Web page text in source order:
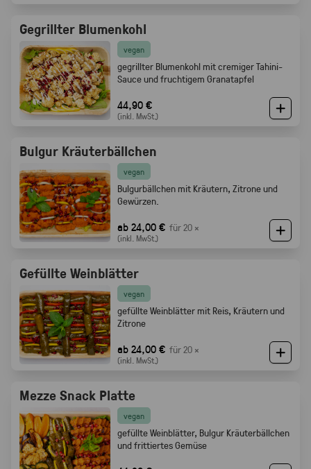
Gegrillter Blumenkohl
vegan
gegrillter Blumenkohl mit cremiger Tahini-
Sauce und fruchtigem Granatapfel
44,90 €
(inkl. MwSt.)
Bulgur Kräuterbällchen
vegan
Bulgurbällchen mit Kräutern, Zitrone und
Gewürzen.
ab 24,00 € für 20 ×
(inkl. MwSt.)
Gefüllte Weinblätter
vegan
gefüllte Weinblätter mit Reis, Kräutern und
Zitrone
ab 24,00 € für 20 ×
(inkl. MwSt.)
Mezze Snack Platte
vegan
gefüllte Weinblätter, Bulgur Kräuterbällchen
und frittiertes Gemüse